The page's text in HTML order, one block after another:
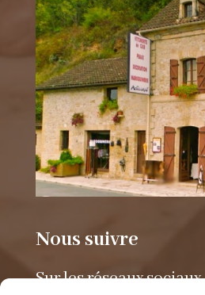
Nous suivre
Sur les réseaux sociaux.